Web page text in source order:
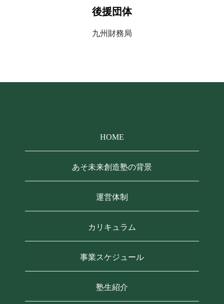
後援団体
九州財務局
HOME
あそ未来創造塾の背景
運営体制
カリキュラム
事業スケジュール
塾生紹介